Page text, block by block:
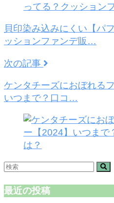
貝印染み込みにくい【パ
ッションファンデ販…
次の記事
ケンタチーズにおぼれる
いつまで？口コ…
最近の投稿